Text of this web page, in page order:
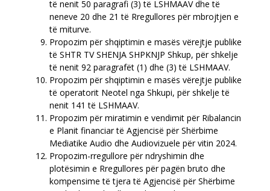
të nenit 50 paragrafi (3) të LSHMAAV dhe të
neneve 20 dhe 21 të Rregullores për mbrojtjen e
të miturve.
Propozim për shqiptimin e masës vërejtje publike
të SHTR TV SHENJA SHPKNJP Shkup, për shkelje
të nenit 92 paragrafët (1) dhe (3) të LSHMAAV.
Propozim për shqiptimin e masës vërejtje publike
të operatorit Neotel nga Shkupi, për shkelje të
nenit 141 të LSHMAAV.
Propozim për miratimin e vendimit për Ribalancin
e Planit financiar të Agjencisë për Shërbime
Mediatike Audio dhe Audiovizuele për vitin 2024.
Propozim-rregullore për ndryshimin dhe
plotësimin e Rregullores për pagën bruto dhe
kompensime të tjera të Agjencisë për Shërbime